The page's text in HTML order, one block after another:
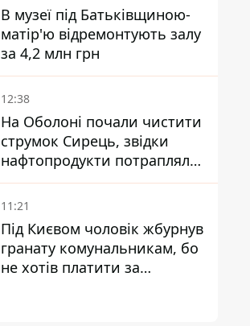
В музеї під Батьківщиною-
матір'ю відремонтують залу
за 4,2 млн грн
12:38
На Оболоні почали чистити
струмок Сирець, звідки
нафтопродукти потрапляли
до озер
11:21
Під Києвом чоловік жбурнув
гранату комунальникам, бо
не хотів платити за